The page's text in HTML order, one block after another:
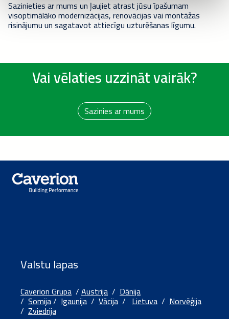
Sazinieties ar mums un ļaujiet atrast jūsu īpašumam
visoptimālāko modernizācijas, renovācijas vai montāžas
risinājumu un sagatavot attiecīgu uzturēšanas līgumu.
Vai vēlaties uzzināt vairāk?
Sazinies ar mums
Valstu lapas
Caverion Grupa /Austrija / Dānija
/ Somija/ Igaunija / Vācija / Lietuva / Norvēģija
/ Zviedrija